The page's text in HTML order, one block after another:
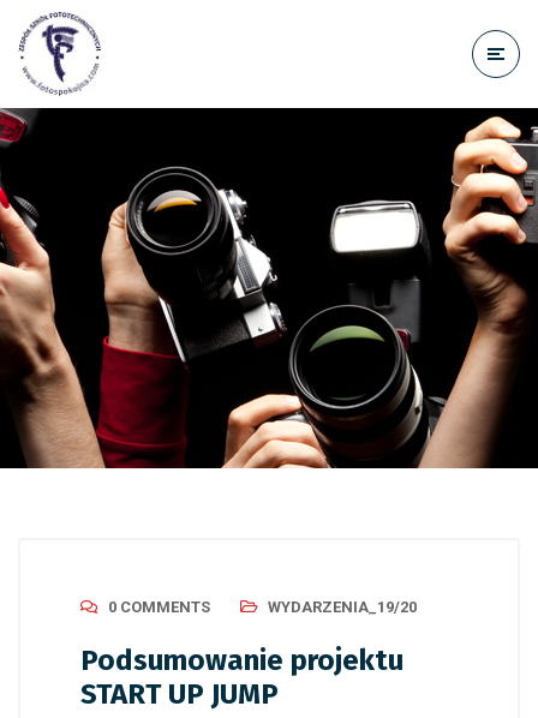
treści
0 COMMENTS WYDARZENIA_19/20
Podsumowanie projektu
START UP JUMP